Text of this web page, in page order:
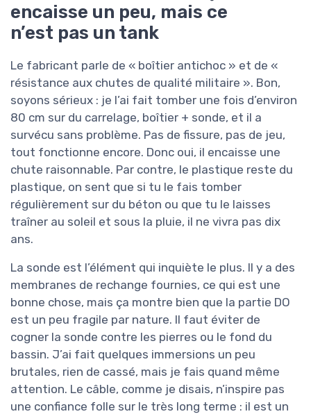
encaisse un peu, mais ce
n’est pas un tank
Le fabricant parle de « boîtier antichoc » et de «
résistance aux chutes de qualité militaire ». Bon,
soyons sérieux : je l’ai fait tomber une fois d’environ
80 cm sur du carrelage, boîtier + sonde, et il a
survécu sans problème. Pas de fissure, pas de jeu,
tout fonctionne encore. Donc oui, il encaisse une
chute raisonnable. Par contre, le plastique reste du
plastique, on sent que si tu le fais tomber
régulièrement sur du béton ou que tu le laisses
traîner au soleil et sous la pluie, il ne vivra pas dix
ans.
La sonde est l’élément qui inquiète le plus. Il y a des
membranes de rechange fournies, ce qui est une
bonne chose, mais ça montre bien que la partie DO
est un peu fragile par nature. Il faut éviter de
cogner la sonde contre les pierres ou le fond du
bassin. J’ai fait quelques immersions un peu
brutales, rien de cassé, mais je fais quand même
attention. Le câble, comme je disais, n’inspire pas
une confiance folle sur le très long terme : il est un